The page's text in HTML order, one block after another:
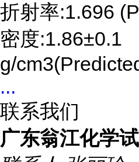
折射率:1.696
密度:1.86±0.1
g/
...
联系我们
广东翁江化学